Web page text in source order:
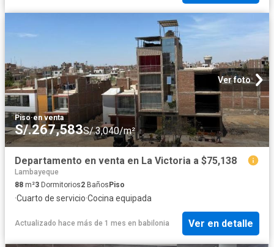
Ver foto
Piso·en venta
S/.267,583S/.3,040/m²
Departamento en venta en La Victoria a $75,138
Lambayeque
88 m²3 Dormitorios2 Baños Piso
·Cuarto de servicio·Cocina equipada
Actualizado hace más de 1 mes en babilonia Ver en detalle